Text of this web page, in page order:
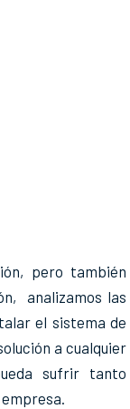
pero también
analizamos las
el sistema de
a cualquier
sufrir tanto